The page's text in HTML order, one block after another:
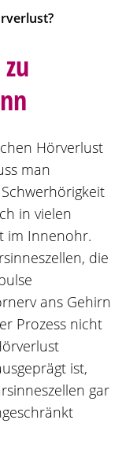
Hörverlust
man
in vielen
im Innenohr.
die
ans Gehirn
Prozess nicht
ist,
gar